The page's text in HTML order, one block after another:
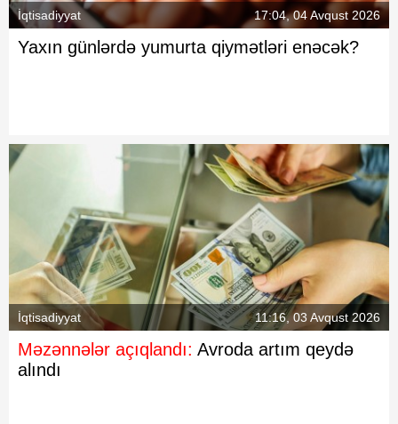
İqtisadiyyat 17:04, 04 Avqust 2026
Yaxın günlərdə yumurta qiymətləri enəcək?
İqtisadiyyat 11:16, 03 Avqust 2026
Məzənnələr açıqlandı: Avroda artım qeydə
alındı